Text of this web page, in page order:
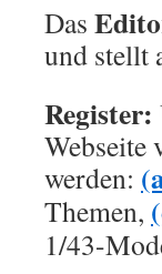
Das
und stellt
Register:
Webseite
werden:
Themen,
1/43-